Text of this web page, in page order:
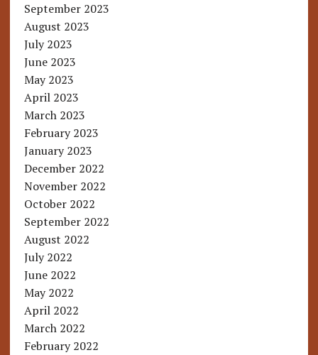
September 2023
August 2023
July 2023
June 2023
May 2023
April 2023
March 2023
February 2023
January 2023
December 2022
November 2022
October 2022
September 2022
August 2022
July 2022
June 2022
May 2022
April 2022
March 2022
February 2022